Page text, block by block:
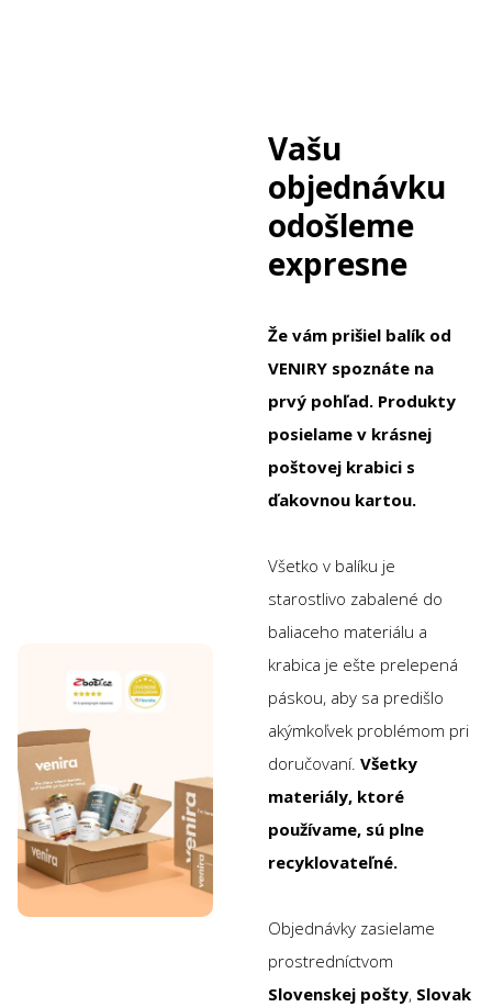
Vašu
objednávku
odošleme
expresne
Že vám prišiel balík od
VENIRY spoznáte na
prvý pohľad. Produkty
posielame v krásnej
poštovej krabici s
ďakovnou kartou.
Všetko v balíku je
starostlivo zabalené do
baliaceho materiálu a
krabica je ešte prelepená
páskou, aby sa predišlo
akýmkoľvek problémom pri
doručovaní. Všetky
materiály, ktoré
používame, sú plne
recyklovateľné.
Objednávky zasielame
prostredníctvom
Slovenskej pošty, Slovak